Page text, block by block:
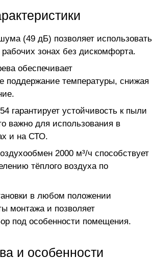
(49 дБ) позволяет использовать
рабочих зонах без дискомфорта.
обеспечивает
поддержание температуры, снижая
гарантирует устойчивость к пыли
важно для использования в
и на СТО.
2000 м³/ч способствует
тёплого воздуха по
в любом положении
монтажа и позволяет
под особенности помещения.
и особенности